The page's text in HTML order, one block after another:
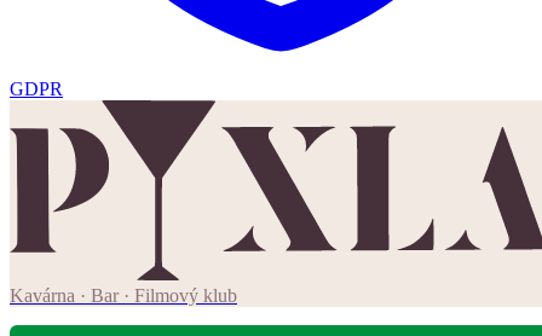
GDPR
Kavárna · Bar · Filmový klub